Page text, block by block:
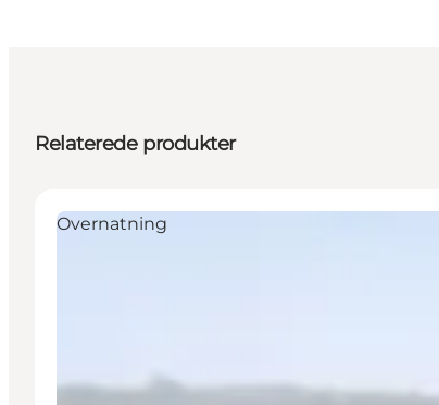
Relaterede produkter
Overnatning